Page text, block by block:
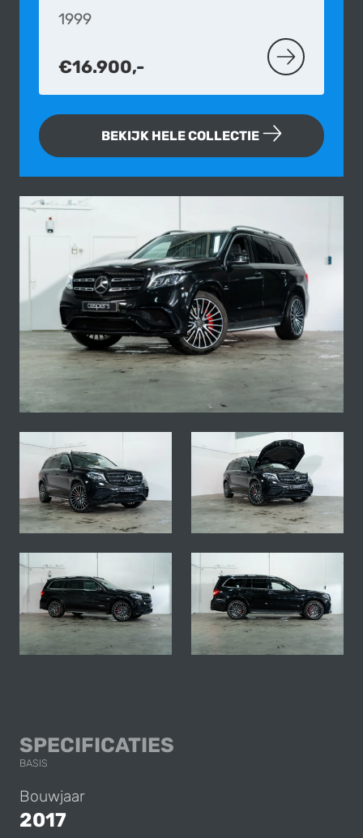
1999
€16.900,- MEER OVER
BEKIJK HELE COLLECTIE
Fotogallerij van deze Mercedes-
SPECIFICATIES
BASIS
Bouwjaar
2017